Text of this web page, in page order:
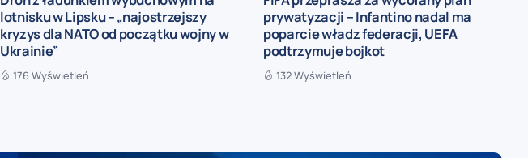
lotnisku w Lipsku – „najostrzejszy
kryzys dla NATO od początku wojny w
Ukrainie”
176 Wyświetleń
prywatyzacji – Infantino nadal ma
poparcie władz federacji, UEFA
podtrzymuje bojkot
132 Wyświetleń